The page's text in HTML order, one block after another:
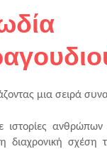
μια σειρά
ιστορίες
σχέση